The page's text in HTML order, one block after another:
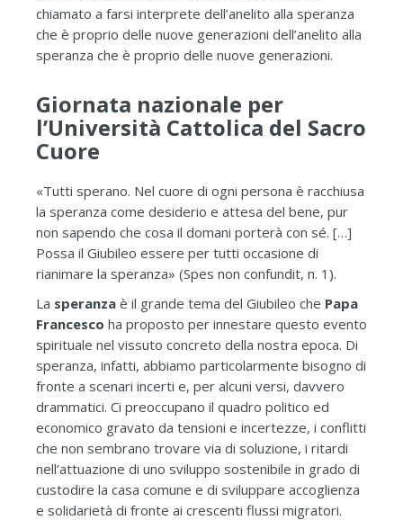
chiamato a farsi interprete dell’anelito alla speranza
che è proprio delle nuove generazioni dell’anelito alla
speranza che è proprio delle nuove generazioni.
Giornata nazionale per
l’Università Cattolica del Sacro
Cuore
«Tutti sperano. Nel cuore di ogni persona è racchiusa
la speranza come desiderio e attesa del bene, pur
non sapendo che cosa il domani porterà con sé. […]
Possa il Giubileo essere per tutti occasione di
rianimare la speranza» (Spes non confundit, n. 1).
La speranza è il grande tema del Giubileo che Papa
Francesco ha proposto per innestare questo evento
spirituale nel vissuto concreto della nostra epoca. Di
speranza, infatti, abbiamo particolarmente bisogno di
fronte a scenari incerti e, per alcuni versi, davvero
drammatici. Ci preoccupano il quadro politico ed
economico gravato da tensioni e incertezze, i conflitti
che non sembrano trovare via di soluzione, i ritardi
nell’attuazione di uno sviluppo sostenibile in grado di
custodire la casa comune e di sviluppare accoglienza
e solidarietà di fronte ai crescenti flussi migratori.